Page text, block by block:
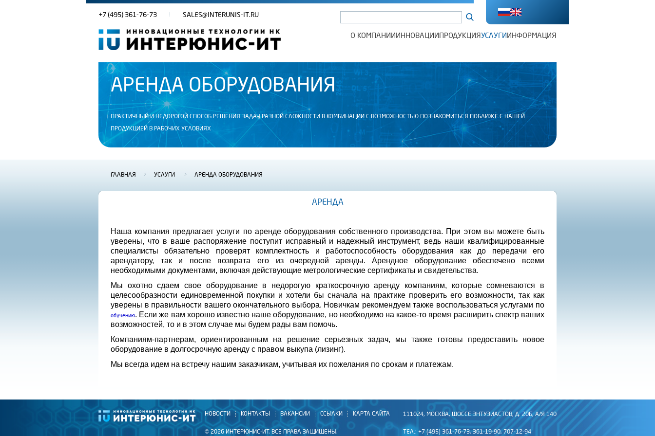
+7 (495) 361-76-73 SALES@INTERUNIS-IT.RU
О КОМПАНИИ ИННОВАЦИИПРОДУКЦИЯУСЛУГИ ИНФОРМАЦИЯ
АРЕНДА ОБОРУДОВАНИЯ
ПРАКТИЧНЫЙ И НЕДОРОГОЙ СПОСОБ РЕШЕНИЯ ЗАДАЧ РАЗНОЙ СЛОЖНОСТИ В КОМБИНАЦИИ С ВОЗМОЖНОСТЬЮ ПОЗНАКОМИТЬСЯ ПОБЛИЖЕ С НАШЕЙ
ПРОДУКЦИЕЙ В РАБОЧИХ УСЛОВИЯХ
ГЛАВНАЯ > УСЛУГИ > АРЕНДА ОБОРУДОВАНИЯ
АРЕНДА
Наша компания предлагает услуги по аренде оборудования собственного производства. При этом вы можете быть
уверены, что в ваше распоряжение поступит исправный и надежный инструмент, ведь наши квалифицированные
специалисты обязательно проверят комплектность и работоспособность оборудования как до передачи его
арендатору, так и после возврата его из очередной аренды. Арендное оборудование обеспечено всеми
необходимыми документами, включая действующие метрологические сертификаты и свидетельства.
Мы охотно сдаем свое оборудование в недорогую краткосрочную аренду компаниям, которые сомневаются в
целесообразности единовременной покупки и хотели бы сначала на практике проверить его возможности, так как
уверены в правильности вашего окончательного выбора. Новичкам рекомендуем также воспользоваться услугами по
обучению. Если же вам хорошо известно наше оборудование, но необходимо на какое-то время расширить спектр ваших
возможностей, то и в этом случае мы будем рады вам помочь.
Компаниям-партнерам, ориентированным на решение серьезных задач, мы также готовы предоставить новое
оборудование в долгосрочную аренду с правом выкупа (лизинг).
Мы всегда идем на встречу нашим заказчикам, учитывая их пожелания по срокам и платежам.
НОВОСТИ КОНТАКТЫ ВАКАНСИИ ССЫЛКИ КАРТА САЙТА
© 2026 ИНТЕРЮНИС-ИТ. ВСЕ ПРАВА ЗАЩИЩЕНЫ.
111024, МОСКВА, ШОССЕ ЭНТУЗИАСТОВ, Д. 20Б, А/Я 140
ТЕЛ.: +7 (495) 361-76-73, 361-19-90, 707-12-94